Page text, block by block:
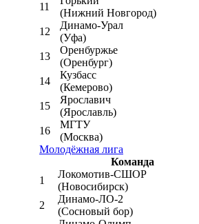
11
(Нижний Новгород)
12
Динамо-Урал
(Уфа)
13
Оренбуржье
(Оренбург)
14
Кузбасс
(Кемерово)
15
Ярославич
(Ярославль)
16
МГТУ
(Москва)
Молодёжная лига
Команда
1
Локомотив-CШОР
(Новосибирск)
2
Динамо-ЛО-2
(Сосновый бор)